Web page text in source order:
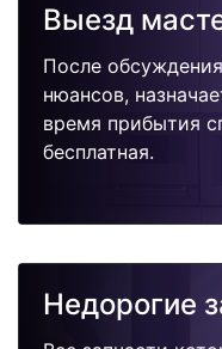
Выезд
После
нюансов,
время прибытия
бесплатная.
Недорогие